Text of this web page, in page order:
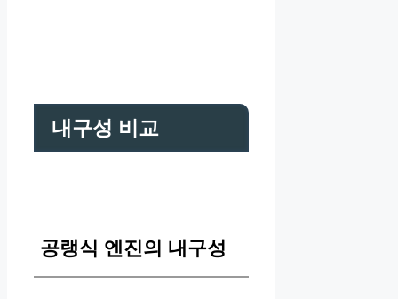
내구성 비교
공랭식 엔진의 내구성